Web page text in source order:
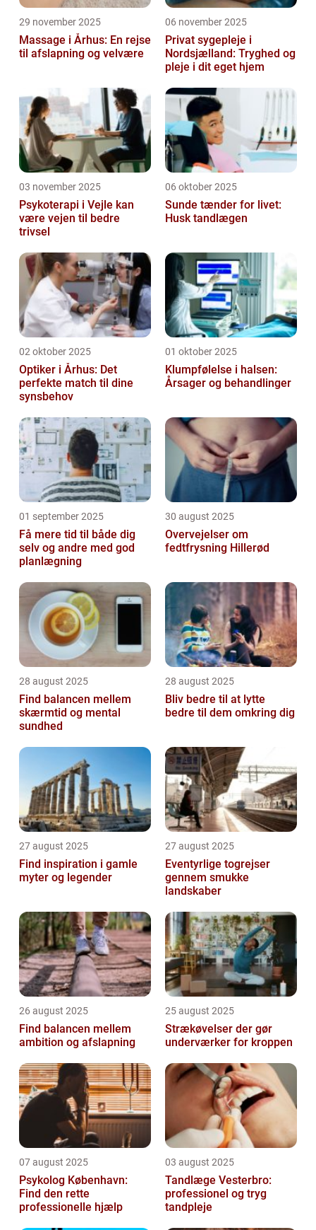
29 november 2025
Massage i Århus: En rejse
til afslapning og velvære
06 november 2025
Privat sygepleje i
Nordsjælland: Tryghed og
pleje i dit eget hjem
03 november 2025
Psykoterapi i Vejle kan
være vejen til bedre
trivsel
06 oktober 2025
Sunde tænder for livet:
Husk tandlægen
02 oktober 2025
Optiker i Århus: Det
perfekte match til dine
synsbehov
01 oktober 2025
Klumpfølelse i halsen:
Årsager og behandlinger
01 september 2025
Få mere tid til både dig
selv og andre med god
planlægning
30 august 2025
Overvejelser om
fedtfrysning Hillerød
28 august 2025
Find balancen mellem
skærmtid og mental
sundhed
28 august 2025
Bliv bedre til at lytte
bedre til dem omkring dig
27 august 2025
Find inspiration i gamle
myter og legender
27 august 2025
Eventyrlige togrejser
gennem smukke
landskaber
26 august 2025
Find balancen mellem
ambition og afslapning
25 august 2025
Strækøvelser der gør
underværker for kroppen
07 august 2025
Psykolog København:
Find den rette
professionelle hjælp
03 august 2025
Tandlæge Vesterbro:
professionel og tryg
tandpleje